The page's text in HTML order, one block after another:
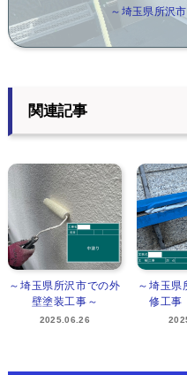
～埼玉県所沢
関連記事
～埼玉県所沢市での外
壁塗装工事～
2025.06.26
～埼玉県
修工事